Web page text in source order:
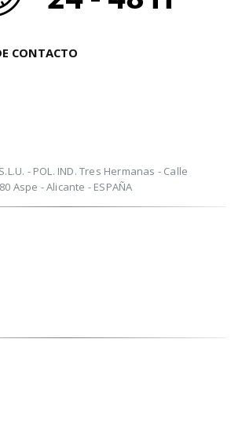
CONTACTO
- POL. IND. Tres Hermanas - Calle
Aspe - Alicante - ESPAÑA